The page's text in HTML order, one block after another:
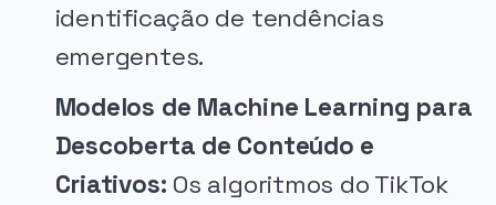
identificação de tendências
emergentes.
Modelos de Machine Learning para
Descoberta de Conteúdo e
Criativos: Os algoritmos do TikTok